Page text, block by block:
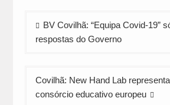
Navegação
de
BV Covilhã: “Equipa Covid-19”
respostas do Governo
Covilhã: New Hand Lab
consórcio educativo europeu